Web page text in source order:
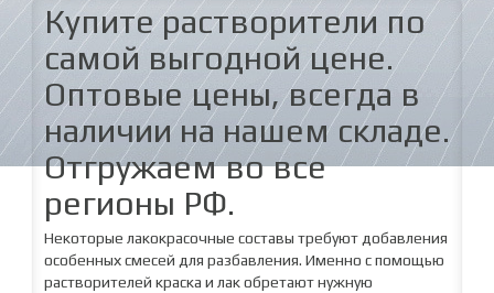
Купите растворители по
самой выгодной цене.
Оптовые цены, всегда в
наличии на нашем складе.
Отгружаем во все
регионы РФ.
Некоторые лакокрасочные составы требуют добавления
особенных смесей для разбавления. Именно с помощью
растворителей краска и лак обретают нужную